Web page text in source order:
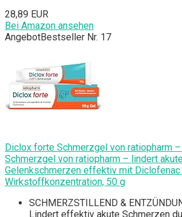
28,89 EUR
Bei Amazon ansehen
AngebotBestseller Nr. 17
Diclox forte Schmerzgel von ratiopharm
Schmerzgel von ratiopharm – lindert
Gelenkschmerzen effektiv mit
Wirkstoffkonzentration, 50 g
SCHMERZSTILLEND &
Lindert effektiv akute Schmerzen